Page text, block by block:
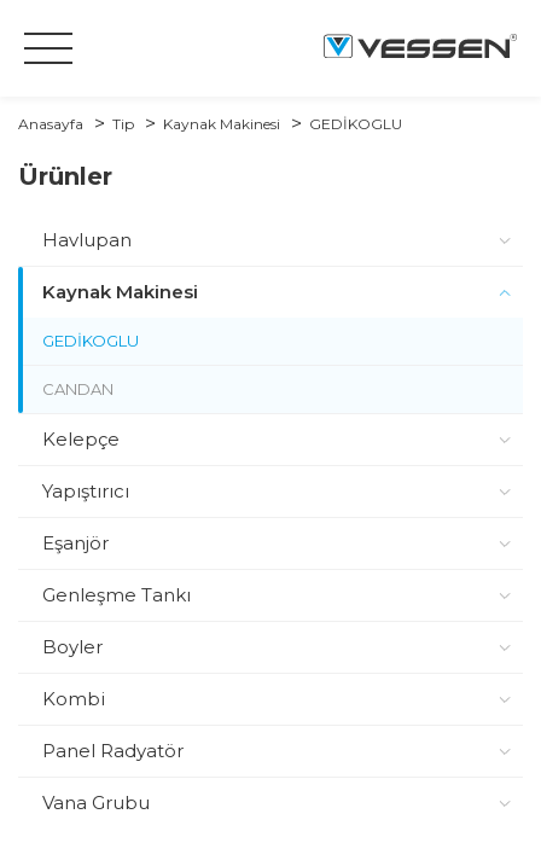
Anasayfa Tip Kaynak Makinesi GEDİKOGLU
Ürünler
Havlupan
Kaynak Makinesi
GEDİKOGLU
CANDAN
Kelepçe
Yapıştırıcı
Eşanjör
Genleşme Tankı
Boyler
Kombi
Panel Radyatör
Vana Grubu